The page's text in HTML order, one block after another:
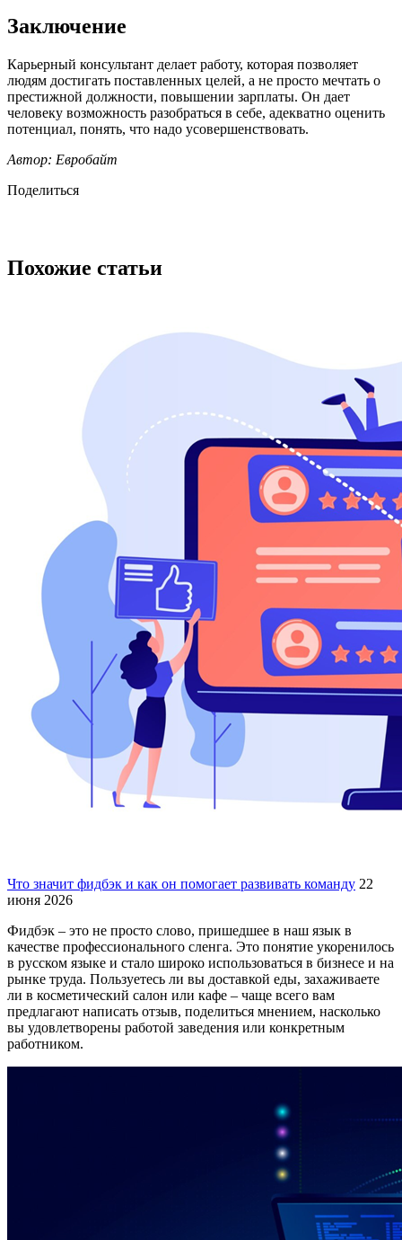
Заключение
Карьерный консультант делает работу, которая позволяет
людям достигать поставленных целей, а не просто мечтать о
престижной должности, повышении зарплаты. Он дает
человеку возможность разобраться в себе, адекватно оценить
потенциал, понять, что надо усовершенствовать.
Автор: Евробайт
Поделиться
Похожие статьи
Что значит фидбэк и как он помогает развивать команду 22
июня 2026
Фидбэк – это не просто слово, пришедшее в наш язык в
качестве профессионального сленга. Это понятие укоренилось
в русском языке и стало широко использоваться в бизнесе и на
рынке труда. Пользуетесь ли вы доставкой еды, захаживаете
ли в косметический салон или кафе – чаще всего вам
предлагают написать отзыв, поделиться мнением, насколько
вы удовлетворены работой заведения или конкретным
работником.